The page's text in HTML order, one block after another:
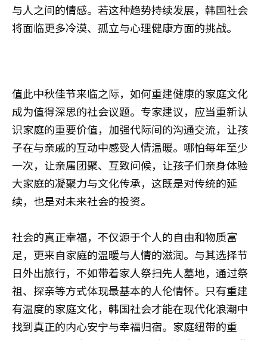
与人之间的情感。若这种趋势持续发展，韩国社会
将面临更多冷漠、孤立与心理健康方面的挑战。
值此中秋佳节来临之际，如何重建健康的家庭文化
成为值得深思的社会议题。专家建议，应当重新认
识家庭的重要价值，加强代际间的沟通交流，让孩
子在与亲戚的互动中感受人情温暖。哪怕每年至少
一次，让亲属团聚、互致问候，让孩子们亲身体验
大家庭的凝聚力与文化传承，这既是对传统的延
续，也是对未来社会的投资。
社会的真正幸福，不仅源于个人的自由和物质富
足，更来自家庭的温暖与人情的滋润。与其选择节
日外出旅行，不如带着家人祭扫先人墓地，通过祭
祖、探亲等方式体现最基本的人伦情怀。只有重建
有温度的家庭文化，韩国社会才能在现代化浪潮中
找到真正的内心安宁与幸福归宿。家庭纽带的重